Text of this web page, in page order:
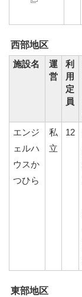
西部地区
施設名
運
営
利
用
定
員
エンジ
ェルハ
ウスか
つひら
私
立
12
東部地区